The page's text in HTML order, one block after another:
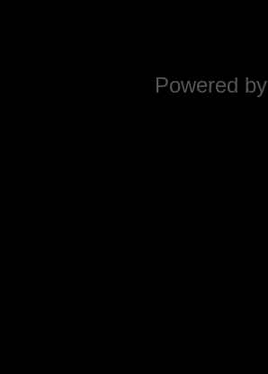
Powered by